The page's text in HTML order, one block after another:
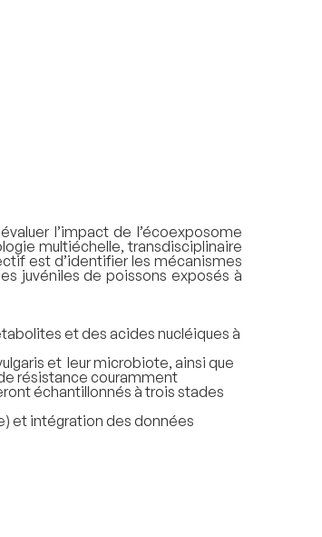
l’impact de l’écoexposome
multiéchelle, transdisciplinaire
est d’identifier les mécanismes
juvéniles de poissons exposés à
et des acides nucléiques à
et leur microbiote, ainsi que
résistance couramment
échantillonnés à trois stades
et intégration des données